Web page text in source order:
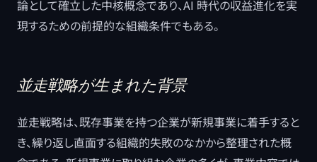
論として確立した中核概念であり、AI 時代の収益進化を実
現するための前提的な組織条件でもある。
並走戦略が生まれた背景
並走戦略は、既存事業を持つ企業が新規事業に着手すると
き、繰り返し直面する組織的失敗のなかから整理された概